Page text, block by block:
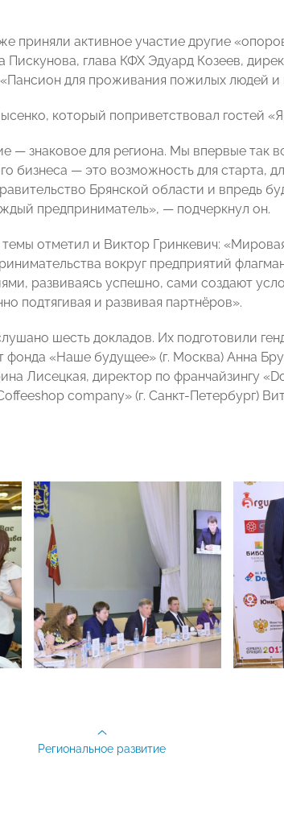
приняли активное участие другие
Пискунова, глава КФХ Эдуард Козеев,
для проживания пожилых людей
который поприветствовал гостей
— знаковое для региона. Мы впервые так
бизнеса — это возможность для старта,
Брянской области и впредь
предприниматель», — подчеркнул он.
отметил и Виктор Гринкевич:
вокруг предприятий
развиваясь успешно, сами создают
подтягивая и развивая партнёров».
шесть докладов. Их подготовили
фонда «Наше будущее» (г. Москва) Анна
Лисецкая, директор по франчайзингу
company» (г. Санкт-Петербург)
Региональное развитие